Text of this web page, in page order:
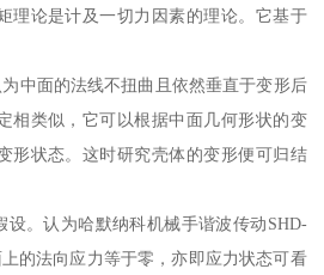
理论是计及一切力因素的理论。它基于
中面的法线不扭曲且依然垂直于变形后
相类似，它可以根据中面几何形状的变
形状态。这时研究壳体的变形便可归结
设。认为哈默纳科机械手谐波传动SHD-
的法向应力等于零，亦即应力状态可看